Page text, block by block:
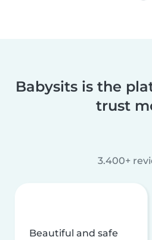
Babysits is the
trust
3.400+
Beautiful and safe